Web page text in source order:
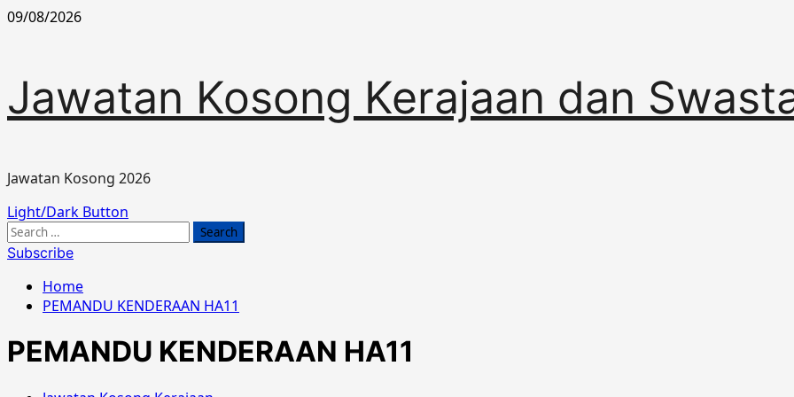
Skip
09/08/2026
Jawatan Kosong Kerajaan dan
Jawatan Kosong 2026
Primary
Menu
Light/Dark Button
Search
for:
Subscribe
Home
PEMANDU KENDERAAN HA11
PEMANDU KENDERAAN HA11